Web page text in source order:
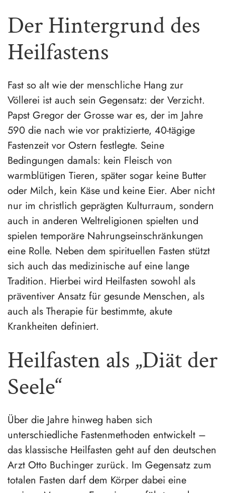
Der Hintergrund des
Heilfastens
Fast so alt wie der menschliche Hang zur
Völlerei ist auch sein Gegensatz: der Verzicht.
Papst Gregor der Grosse war es, der im Jahre
590 die nach wie vor praktizierte, 40-tägige
Fastenzeit vor Ostern festlegte. Seine
Bedingungen damals: kein Fleisch von
warmblütigen Tieren, später sogar keine Butter
oder Milch, kein Käse und keine Eier. Aber nicht
nur im christlich geprägten Kulturraum, sondern
auch in anderen Weltreligionen spielten und
spielen temporäre Nahrungseinschränkungen
eine Rolle. Neben dem spirituellen Fasten stützt
sich auch das medizinische auf eine lange
Tradition. Hierbei wird Heilfasten sowohl als
präventiver Ansatz für gesunde Menschen, als
auch als Therapie für bestimmte, akute
Krankheiten definiert.
Heilfasten als „Diät der
Seele“
Über die Jahre hinweg haben sich
unterschiedliche Fastenmethoden entwickelt –
das klassische Heilfasten geht auf den deutschen
Arzt Otto Buchinger zurück. Im Gegensatz zum
totalen Fasten darf dem Körper dabei eine